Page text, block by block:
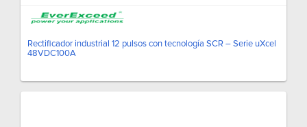
Rectificador industrial 12 pulsos con tecnología SCR – Serie uXcel
48VDC100A